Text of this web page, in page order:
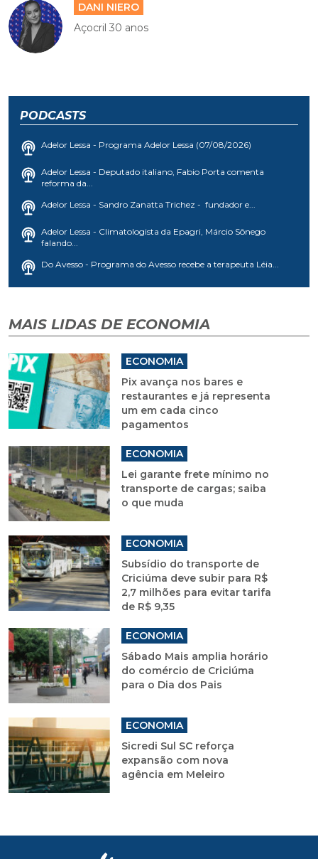
DANI NIERO
Açocril 30 anos
PODCASTS
Adelor Lessa - Programa Adelor Lessa (07/08/2026)
Adelor Lessa - Deputado italiano, Fabio Porta comenta
reforma da...
Adelor Lessa - Sandro Zanatta Trichez - fundador e...
Adelor Lessa - Climatologista da Epagri, Márcio Sônego
falando...
Do Avesso - Programa do Avesso recebe a terapeuta Léia...
MAIS LIDAS DE ECONOMIA
ECONOMIA
Pix avança nos bares e
restaurantes e já representa
um em cada cinco
pagamentos
ECONOMIA
Lei garante frete mínimo no
transporte de cargas; saiba
o que muda
ECONOMIA
Subsídio do transporte de
Criciúma deve subir para R$
2,7 milhões para evitar tarifa
de R$ 9,35
ECONOMIA
Sábado Mais amplia horário
do comércio de Criciúma
para o Dia dos Pais
ECONOMIA
Sicredi Sul SC reforça
expansão com nova
agência em Meleiro